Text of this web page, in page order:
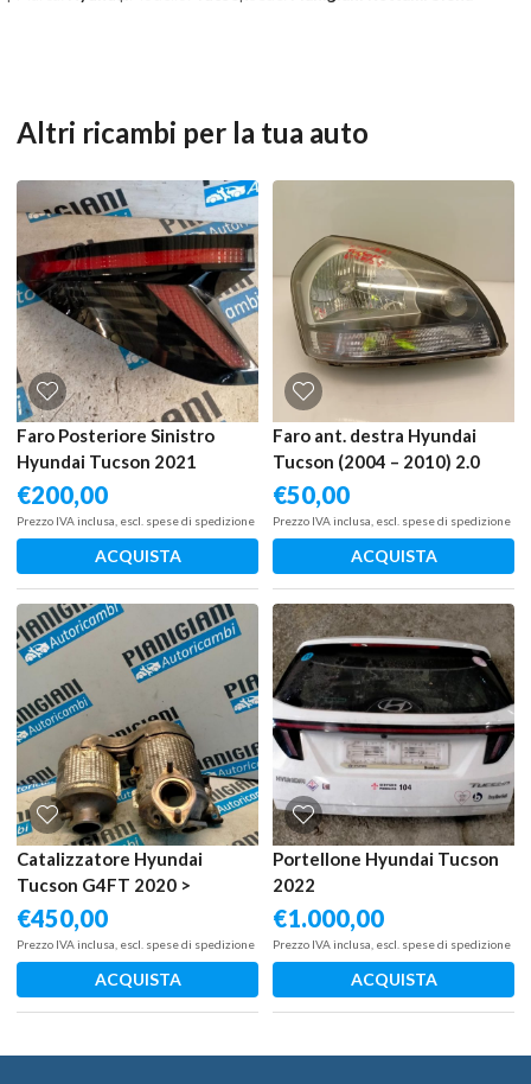
Altri ricambi per la tua auto
Faro Posteriore Sinistro
Hyundai Tucson 2021
€200,00
Prezzo IVA inclusa, escl. spese di spedizione
ACQUISTA
Faro ant. destra Hyundai
Tucson (2004 – 2010) 2.0
104 KW 921042E022 G4GC
€50,00
Prezzo IVA inclusa, escl. spese di spedizione
ACQUISTA
Catalizzatore Hyundai
Tucson G4FT 2020 >
€450,00
Prezzo IVA inclusa, escl. spese di spedizione
ACQUISTA
Portellone Hyundai Tucson
2022
€1.000,00
Prezzo IVA inclusa, escl. spese di spedizione
ACQUISTA